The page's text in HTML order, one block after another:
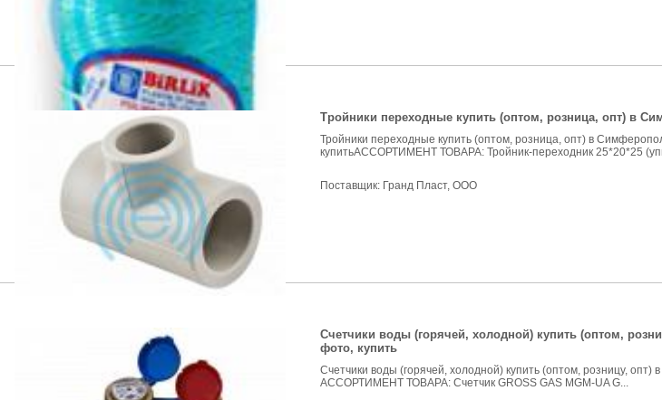
Тройники переходные купить (оптом, розница, опт) в
Тройники переходные купить (оптом, розница, опт) в
купитьАССОРТИМЕНТ ТОВАРА: Тройник-переходник 25*20*25
Поставщик: Гранд Пласт, ООО
Счетчики воды (горячей, холодной) купить (оптом,
фото, купить
Счетчики воды (горячей, холодной) купить (оптом, розницу,
АССОРТИМЕНТ ТОВАРА: Счетчик GROSS GAS MGM-UA G...